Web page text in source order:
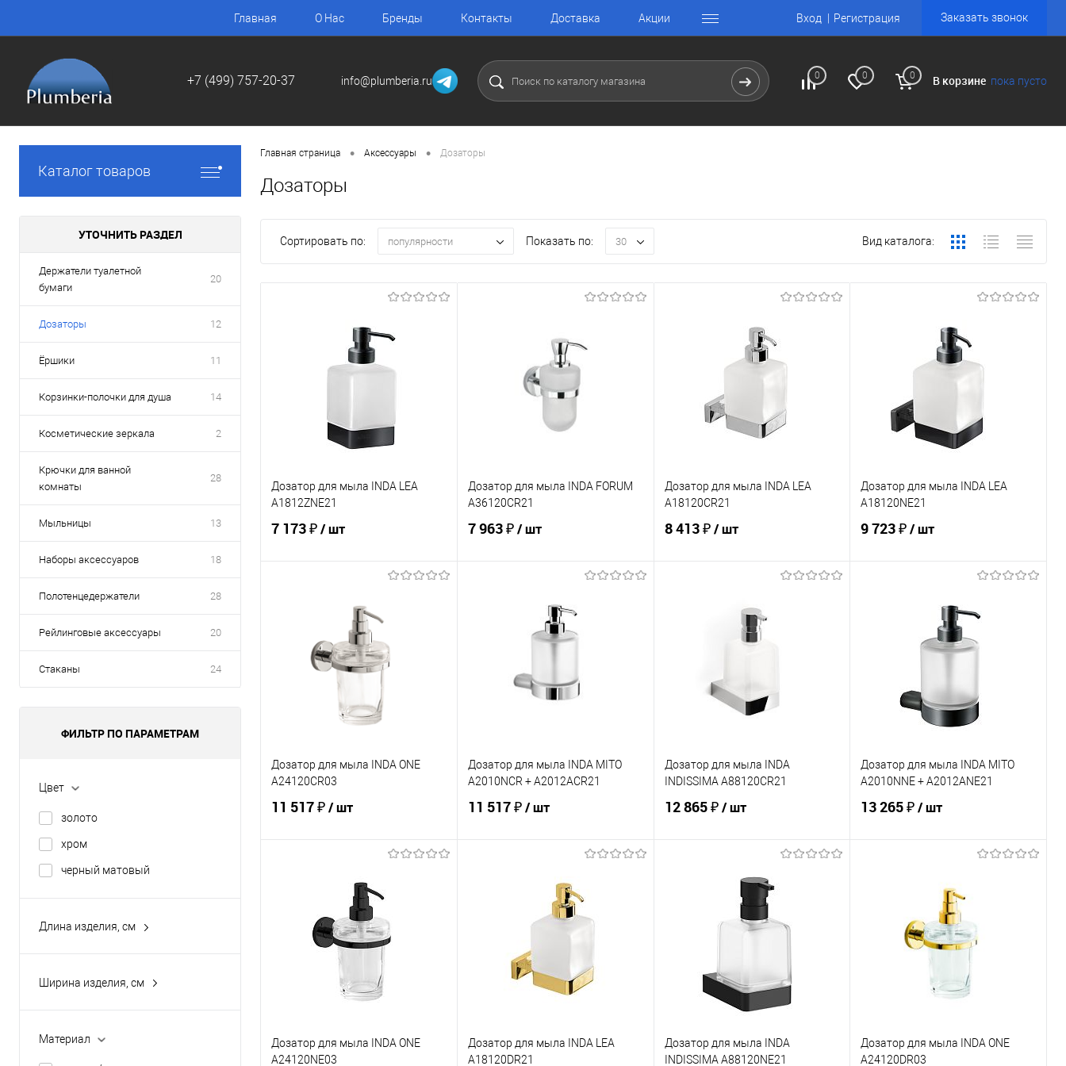
Главная О Нас Бренды Контакты Доставка Акции Вход Регистрация Заказать звонок
+7 (499) 757-20-37 info@plumberia.ru 0 0 0 В корзине пока пусто
Каталог товаров
УТОЧНИТЬ РАЗДЕЛ
Держатели туалетной
бумаги
20
Дозаторы 12
Ёршики 11
Корзинки-полочки для душа 14
Косметические зеркала 2
Крючки для ванной
комнаты
28
Мыльницы 13
Наборы аксессуаров 18
Полотенцедержатели 28
Рейлинговые аксессуары 20
Стаканы 24
ФИЛЬТР ПО ПАРАМЕТРАМ
Цвет
золото
хром
черный матовый
Длина изделия, см
15
Ширина изделия, см
Материал
Главная страница • Аксессуары • Дозаторы
Дозаторы
Сортировать по: популярности Показать по: 30 Вид каталога:
Дозатор для мыла INDA LEA
A1812ZNE21
7 173 ₽/ шт
Купить в 1 клик
В избранное
Под заказ
Дозатор для мыла INDA FORUM
A36120CR21
7 963 ₽/ шт
Купить в 1 клик
Дозатор для мыла INDA LEA
A18120CR21
8 413 ₽/ шт
Купить в 1 клик
Дозатор для мыла INDA LEA
A18120NE21
9 723 ₽/ шт
Купить в 1 клик
Сравнение
Дозатор для мыла INDA ONE
A24120CR03
11 517 ₽/ шт
Купить в 1 клик
В избранное
В наличии
Дозатор для мыла INDA MITO
A2010NCR + A2012ACR21
11 517 ₽/ шт
Купить в 1 клик
Сравнение
Дозатор для мыла INDA
INDISSIMA A88120CR21
12 865 ₽/ шт
В корзину
Купить в 1 клик
Дозатор для мыла INDA MITO
A2010NNE + A2012ANE21
13 265 ₽/ шт
Купить в 1 клик
В избранное
В наличии
Дозатор для мыла INDA ONE
A24120NE03
Дозатор для мыла INDA LEA
A18120DR21
Дозатор для мыла INDA
INDISSIMA A88120NE21
Дозатор для мыла INDA ONE
A24120DR03